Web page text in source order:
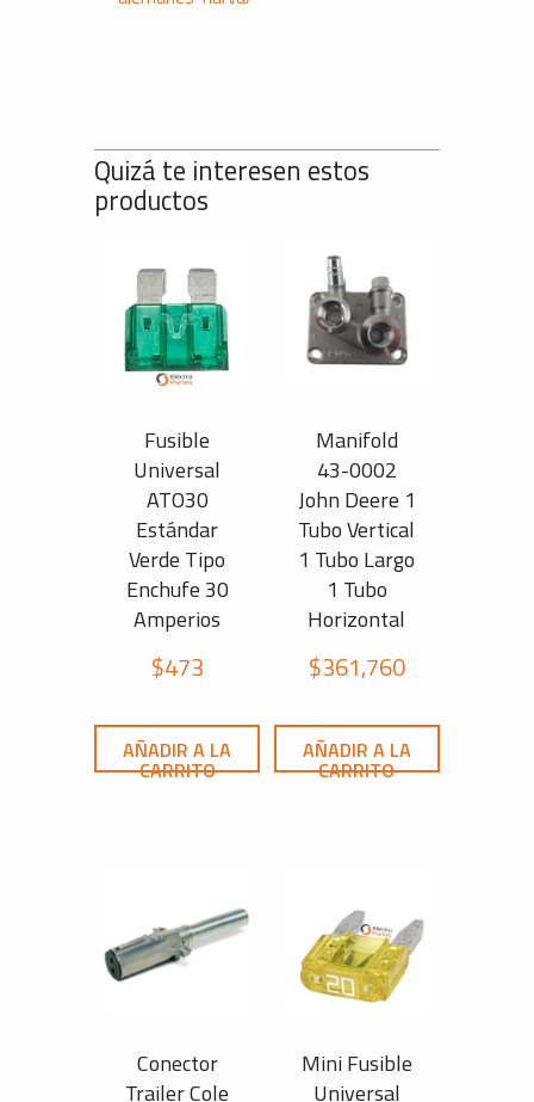
Quizá te interesen estos
productos
Fusible
Universal
ATO30
Estándar
Verde Tipo
Enchufe 30
Amperios
$473
AÑADIR A LA
CARRITO
Manifold
43-0002
John Deere 1
Tubo Vertical
1 Tubo Largo
1 Tubo
Horizontal
$361,760
AÑADIR A LA
CARRITO
Conector
Trailer Cole
Mini Fusible
Universal